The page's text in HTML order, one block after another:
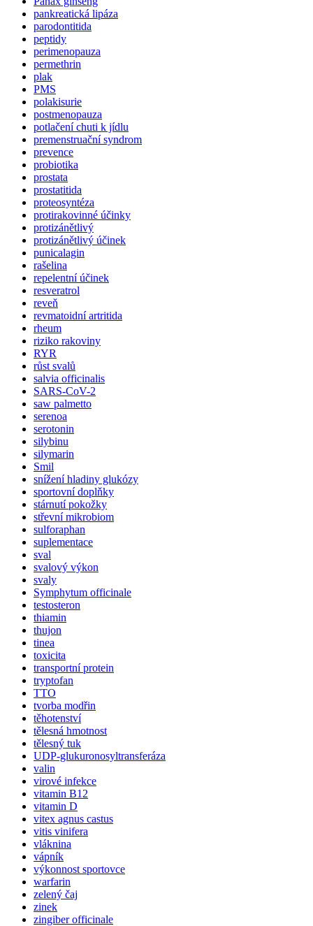
pankreatická lipáza
parodontitida
peptidy
perimenopauza
permethrin
plak
PMS
polakisurie
postmenopauza
potlačení chuti k jídlu
premenstruační syndrom
prevence
probiotika
prostata
prostatitida
proteosyntéza
protirakovinné účinky
protizánětlivý
protizánětlivý účinek
punicalagin
rašelina
repelentní účinek
resveratrol
reveň
revmatoidní artritida
rheum
riziko rakoviny
RYR
růst svalů
salvia officinalis
SARS-CoV-2
saw palmetto
serenoa
serotonin
silybinu
silymarin
Smil
snížení hladiny glukózy
sportovní doplňky
stárnutí pokožky
střevní mikrobiom
sulforaphan
suplementace
sval
svalový výkon
svaly
Symphytum officinale
testosteron
thiamin
thujon
tinea
toxicita
transportní protein
tryptofan
TTO
tvorba modřin
těhotenství
tělesná hmotnost
tělesný tuk
UDP-glukuronosyltransferáza
valin
virové infekce
vitamin B12
vitamin D
vitex agnus castus
vitis vinifera
vláknina
vápník
výkonnost sportovce
warfarin
zelený čaj
zinek
zingiber officinale